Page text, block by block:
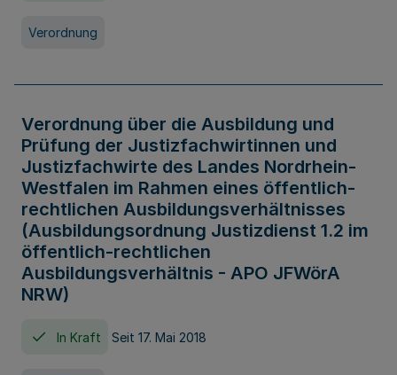
Verordnung
Verordnung über die Ausbildung und
Prüfung der Justizfachwirtinnen und
Justizfachwirte des Landes Nordrhein-
Westfalen im Rahmen eines öffentlich-
rechtlichen Ausbildungsverhältnisses
(Ausbildungsordnung Justizdienst 1.2 im
öffentlich-rechtlichen
Ausbildungsverhältnis - APO JFWörA
NRW)
In Kraft Seit 17. Mai 2018